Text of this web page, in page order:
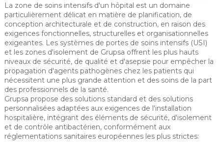
La zone de soins intensifs d'un hôpital est un domaine
particulièrement délicat en matière de planification, de
conception architecturale et de construction, en raison des
exigences fonctionnelles, structurelles et organisationnelles
exigeantes. Les systèmes de portes de soins intensifs (USI)
et les zones d'isolement de Grupsa offrent les plus hauts
niveaux de sécurité, de qualité et d'asepsie pour empêcher la
propagation d'agents pathogènes chez les patients qui
nécessitent une plus grande attention et des soins de la part
des professionnels de la santé.
Grupsa propose des solutions standard et des solutions
personnalisées adaptées aux exigences de l'installation
hospitalière, intégrant des éléments de sécurité, d'isolement
et de contrôle antibactérien, conformément aux
réglementations sanitaires européennes les plus strictes: